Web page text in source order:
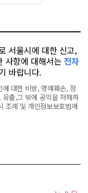
서울시에 대한 신고,
사항에 대해서는 전자
바랍니다.
대한 비방, 명예훼손, 정
출,그 밖에 공익을 저해하
조례 및 개인정보보호법에